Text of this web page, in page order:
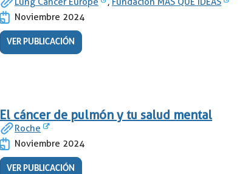
Noviembre 2024
VER PUBLICACIÓN
El cáncer de pulmón y tu salud mental
Roche
Noviembre 2024
VER PUBLICACIÓN